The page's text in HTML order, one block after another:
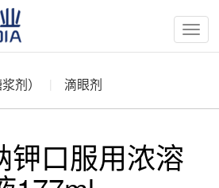
按
钮
剂） 滴眼剂
钾口服用浓溶